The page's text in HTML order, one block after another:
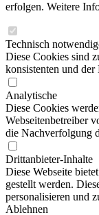
erfolgen. Weitere
Technisch
Diese Cookies sind
konsistenten und der
Analytische
Diese Cookies
Webseitenbetreiber
die Nachverfolgung
Drittanbieter-Inhalte
Diese Webseite
gestellt werden.
personalisieren und
Ablehnen